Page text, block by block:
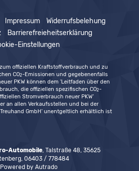
Impressum
Widerrufsbelehung
Barrierefreieheitserklärung
Einstellungen
offiziellen Kraftstoffverbrauch und zu
CO2-Emissionen und gegebenenfalls
PKW können dem 'Leitfaden über den
die offiziellen spezifischen CO2-
Stromverbrauch neuer PKW'
an allen Verkaufsstellen und bei der
GmbH' unentgeltlich erhältlich ist
Automobile, Talstraße 48, 35625
06403 / 778484
Powered by Autrado